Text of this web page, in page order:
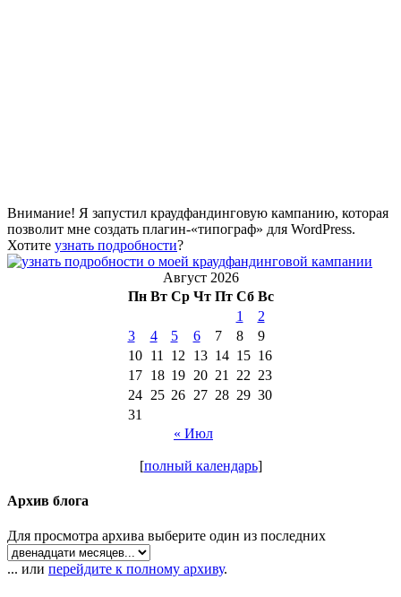
Внимание! Я запустил краудфандинговую кампанию, которая
позволит мне создать плагин-«типограф» для WordPress.
Хотите узнать подробности?
Август 2026
Пн Вт Ср Чт Пт Сб Вс
1
2
3
4 5 6 7 8
9
10
11 12 13 14 15 16
17
18 19 20 21 22 23
24
25 26 27 28 29 30
31
« Июл
[полный календарь]
Архив блога
Для просмотра архива выберите один из последних
... или перейдите к полному архиву.